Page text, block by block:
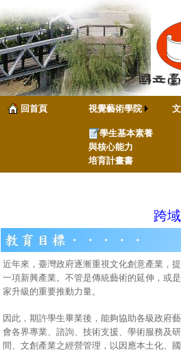
回首頁 視覺藝術學院
學生基本素養
與核心能力
培育計畫書
跨
近年來，臺灣政府逐漸重視文化創意產業，
一項新興產業。不管是傳統藝術的延伸，或
家升級的重要推動力量。
因此，期許學生畢業後，能夠協助各級政府
會各界專業、諮詢、技術支援、學術服務及
間、文創產業之經營管理，以因應本土化、